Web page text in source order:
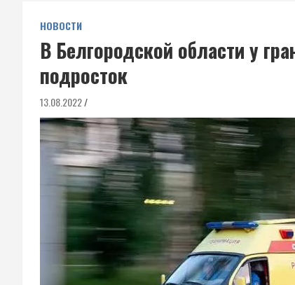
НОВОСТИ
В Белгородской области у
подросток
13.08.2022